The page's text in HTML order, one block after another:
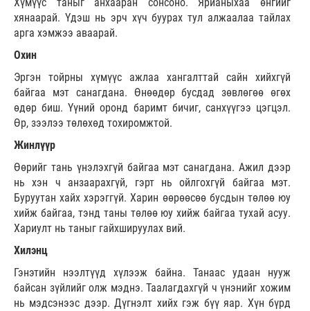
Хүмүүс таныг анхааран сонсоно. Ярианыхаа өнгийг
хянаарай. Үдэш нь эрч хүч буурах тул алжаалаа тайлах
арга хэмжээ аваарай.
Охин
Эргэн тойрны хүмүүс ажлаа хангалттай сайн хийхгүй
байгаа мэт санагдана. Өнөөдөр бусдад зөвлөгөө өгөх
өдөр биш. Үүний оронд баримт бичиг, санхүүгээ цэгцэл.
Өр, зээлээ төлөхөд тохиромжтой.
Жинлүүр
Өөрийг тань үнэлэхгүй байгаа мэт санагдана. Ажил дээр
нь хэн ч анзаарахгүй, гэрт нь ойлгохгүй байгаа мэт.
Буруутан хайх хэрэггүй. Харин өөрөөсөө бусдын төлөө юу
хийж байгаа, тэнд таны төлөө юу хийж байгаа тухай асуу.
Хариулт нь таныг гайхшируулах вий.
Хилэнц
Гэнэтийн нээлтүүд хүлээж байна. Танаас удаан нууж
байсан зүйлийг олж мэднэ. Таалагдахгүй ч үнэнийг хожим
нь мэдсэнээс дээр. Дүгнэлт хийх гэж бүү яар. Хүн бүрд